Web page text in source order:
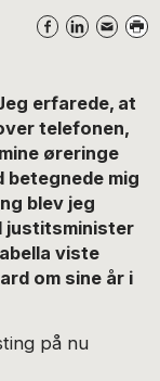
erfarede, at
telefonen,
øreringe
betegnede mig
blev jeg
justitsminister
viste
om sine år i
på nu